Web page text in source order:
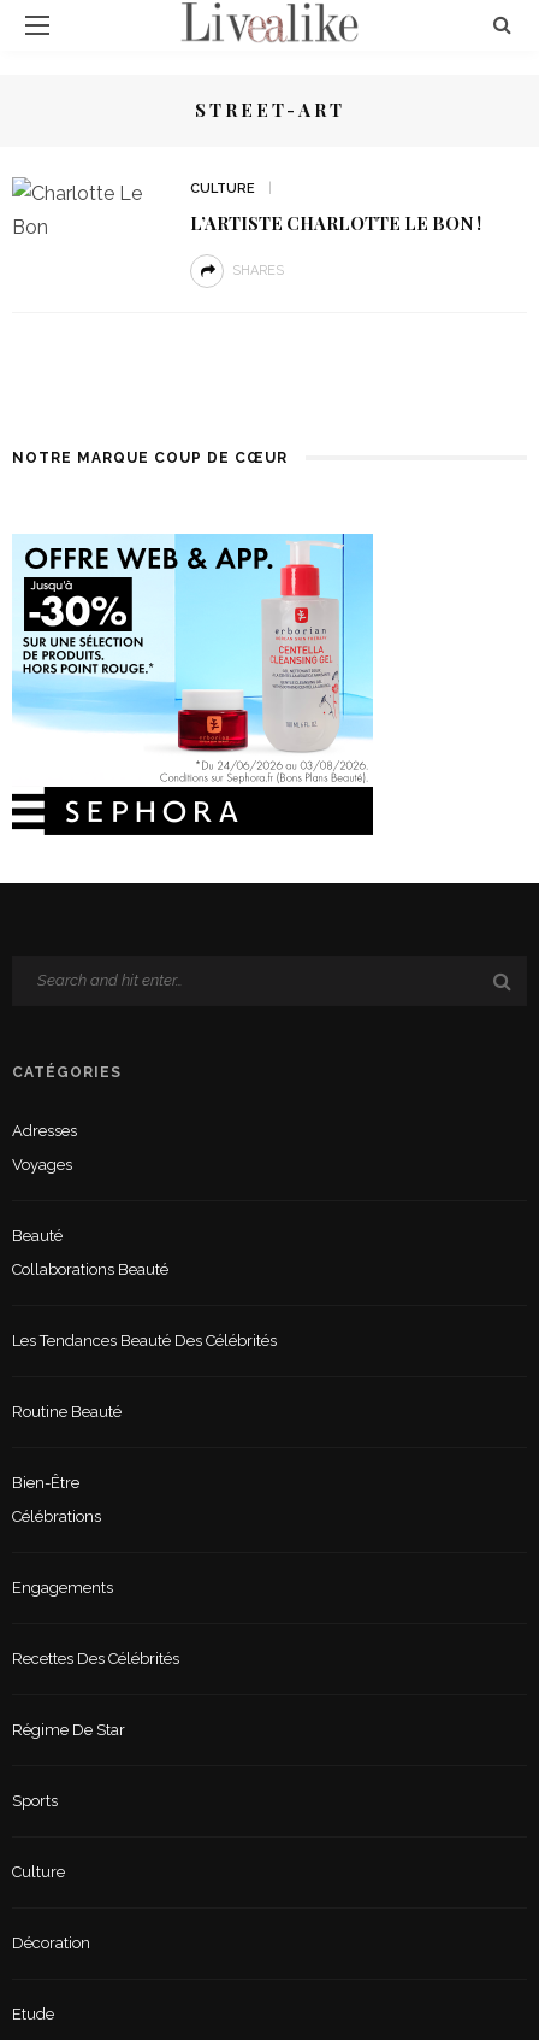
STREET-ART
CULTURE
L’ARTISTE CHARLOTTE LE BON !
SHARES
NOTRE MARQUE COUP DE CŒUR
CATÉGORIES
Adresses
Voyages
Beauté
Collaborations Beauté
Les Tendances Beauté Des Célébrités
Routine Beauté
Bien-Être
Célébrations
Engagements
Recettes Des Célébrités
Régime De Star
Sports
Culture
Décoration
Etude